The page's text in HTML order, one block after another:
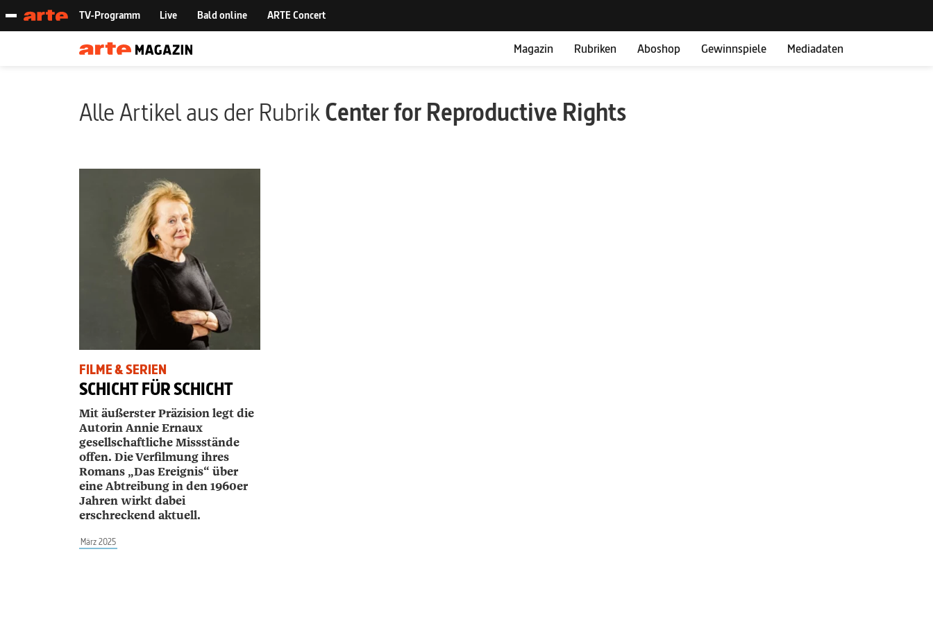
Magazin Rubriken Aboshop Gewinnspiele Mediadaten
Alle Artikel aus der RubrikCenter for Reproductive Rights
FILME & SERIEN
SCHICHT FÜR SCHICHT
Mit äußerster Präzision legt die
Autorin Annie Ernaux
gesellschaftliche Missstände
offen. Die Verfilmung ihres
Romans „Das Ereignis“ über
eine Abtreibung in den 1960er
Jahren wirkt dabei
erschreckend aktuell.
März 2025